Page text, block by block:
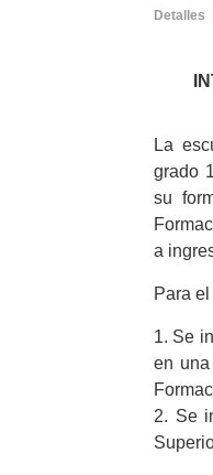
Detalles
La
grado
su
a
Para
1. Se
en
2. Se